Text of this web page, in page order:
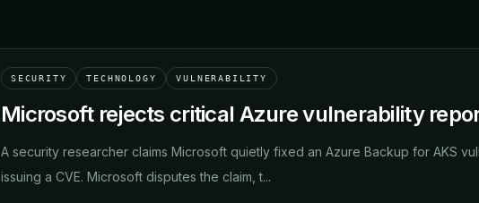
SECURITY TECHNOLOGY VULNERABILITY
Microsoft rejects critical Azure vulnerability
A security researcher claims Microsoft quietly fixed an Azure Backup for AKS
issuing a CVE. Microsoft disputes the claim, t...